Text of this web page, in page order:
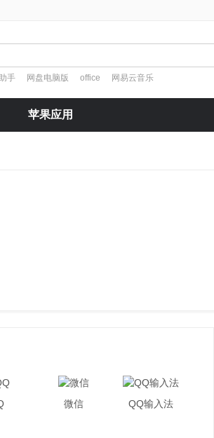
手 网盘电脑版 office 网易云音乐
苹果应用
微信 QQ输入法